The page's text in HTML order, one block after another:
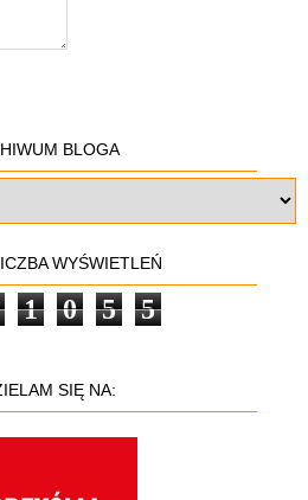
BLOGA
WYŚWIETLEŃ
1 0 5 5
SIĘ NA: